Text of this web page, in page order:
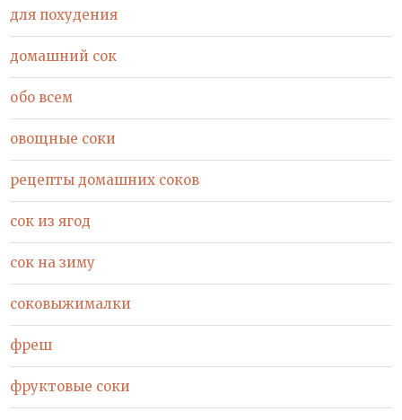
для похудения
домашний сок
обо всем
овощные соки
рецепты домашних соков
сок из ягод
сок на зиму
соковыжималки
фреш
фруктовые соки